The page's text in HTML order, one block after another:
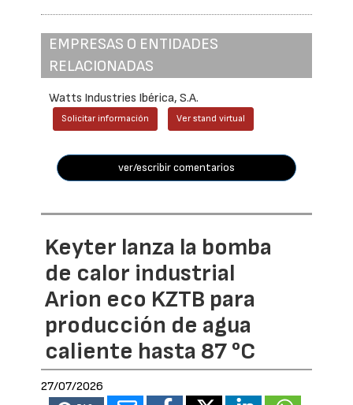
EMPRESAS O ENTIDADES
RELACIONADAS
Watts Industries Ibérica, S.A.
Solicitar información Ver stand virtual
ver/escribir comentarios
Keyter lanza la bomba
de calor industrial
Arion eco KZTB para
producción de agua
caliente hasta 87 °C
27/07/2026